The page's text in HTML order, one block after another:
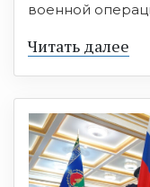
военной
Читать далее